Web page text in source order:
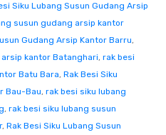
Siku Lubang Susun Gudang Arsip
susun gudang arsip kantor
Gudang Arsip Kantor Barru,
kantor Batanghari, rak besi
Batu Bara, Rak Besi Siku
Bau-Bau, rak besi siku lubang
, rak besi siku lubang susun
, Rak Besi Siku Lubang Susun